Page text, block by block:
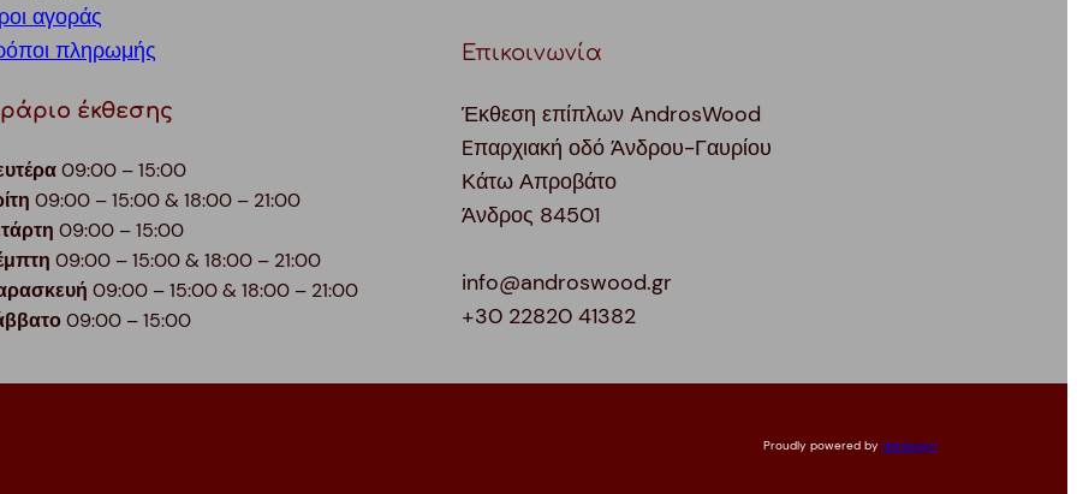
αγοράς
πληρωμής
έκθεσης
09:00 – 15:00
09:00 – 15:00 & 18:00 – 21:00
09:00 – 15:00
09:00 – 15:00 & 18:00 – 21:00
09:00 – 15:00 & 18:00 – 21:00
09:00 – 15:00
Επικοινωνία
Έκθεση επίπλων AndrosWood
Eπαρχιακή οδό Άνδρου-Γαυρίου
Κάτω Απροβάτο
Άνδρος 84501
info@androswood.gr
+30 22820 41382
Proudly powered by datdesign